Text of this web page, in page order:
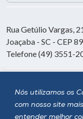
Nós utilizamos os
com nosso site
entender melhor
Rua Getúlio Vargas,
Joaçaba - SC - CEP
Telefone (49) 3551-
Siga a